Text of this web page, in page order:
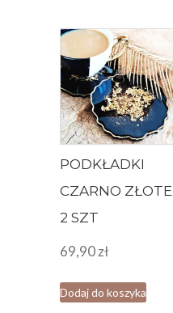
PODKŁADKI
CZARNO ZŁOTE
2 SZT
69,90zł
Dodaj do koszyka